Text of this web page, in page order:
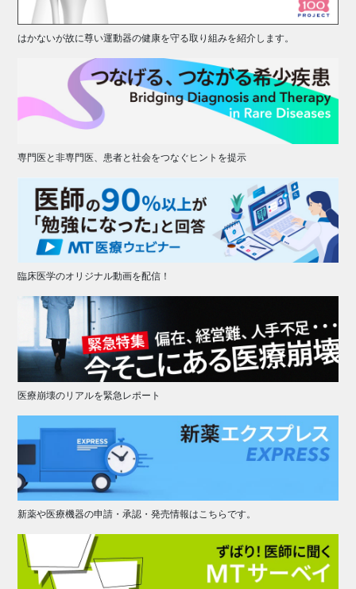
はかないが故に尊い運動器の健康を守る取り組みを紹介します。
専門医と非専門医、患者と社会をつなぐヒントを提示
臨床医学のオリジナル動画を配信！
医療崩壊のリアルを緊急レポート
新薬や医療機器の申請・承認・発売情報はこちらです。